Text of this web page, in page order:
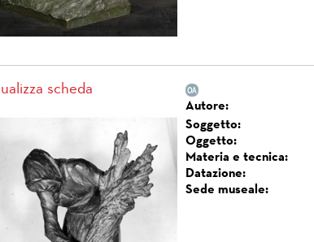
scheda
Autore:
Soggetto:
Oggetto:
Materia e tecnica:
Datazione:
Sede museale: